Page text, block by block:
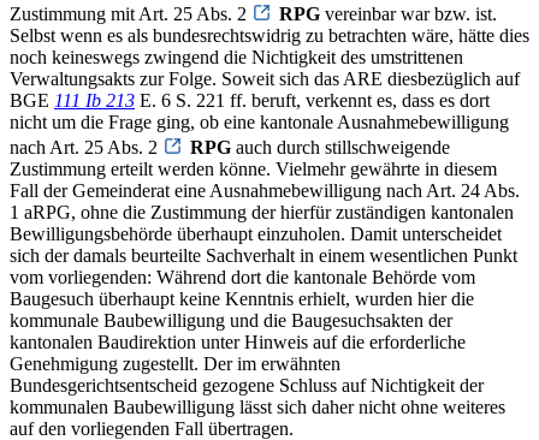
Zustimmung mit Art. 25 Abs. 2
RPG vereinbar war bzw. ist.
Selbst wenn es als bundesrechtswidrig zu betrachten wäre, hätte dies
noch keineswegs zwingend die Nichtigkeit des umstrittenen
Verwaltungsakts zur Folge. Soweit sich das ARE diesbezüglich auf
BGE 111 Ib 213 E. 6 S. 221 ff. beruft, verkennt es, dass es dort
nicht um die Frage ging, ob eine kantonale Ausnahmebewilligung
nach Art. 25 Abs. 2
RPG auch durch stillschweigende
Zustimmung erteilt werden könne. Vielmehr gewährte in diesem
Fall der Gemeinderat eine Ausnahmebewilligung nach Art. 24 Abs.
1 aRPG, ohne die Zustimmung der hierfür zuständigen kantonalen
Bewilligungsbehörde überhaupt einzuholen. Damit unterscheidet
sich der damals beurteilte Sachverhalt in einem wesentlichen Punkt
vom vorliegenden: Während dort die kantonale Behörde vom
Baugesuch überhaupt keine Kenntnis erhielt, wurden hier die
kommunale Baubewilligung und die Baugesuchsakten der
kantonalen Baudirektion unter Hinweis auf die erforderliche
Genehmigung zugestellt. Der im erwähnten
Bundesgerichtsentscheid gezogene Schluss auf Nichtigkeit der
kommunalen Baubewilligung lässt sich daher nicht ohne weiteres
auf den vorliegenden Fall übertragen.